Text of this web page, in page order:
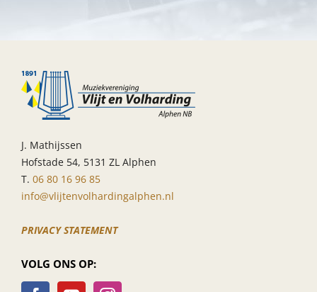
J. Mathijssen
Hofstade 54, 5131 ZL Alphen
T. 06 80 16 96 85
info@vlijtenvolhardingalphen.nl
PRIVACY STATEMENT
VOLG ONS OP: